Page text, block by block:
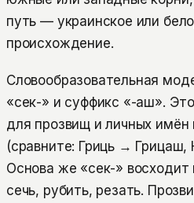
путь — украинское или
происхождение.
Словообразовательная
«сек-» и суффикс «-аш».
для прозвищ и личных имён
(сравните: Гриць →
Основа же «сек-» восходит
сечь, рубить, резать.